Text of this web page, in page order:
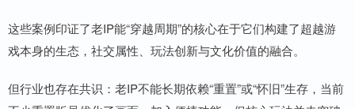
这些案例印证了老IP能“穿越周期”的核心在于它们构建了超越游
戏本身的生态，社交属性、玩法创新与文化价值的融合。
但行业也存在共识：老IP不能长期依赖“重置”或“怀旧”生存，当前